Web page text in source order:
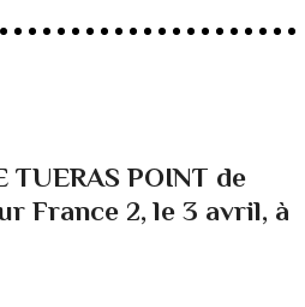
POINT de
France 2, le 3 avril, à